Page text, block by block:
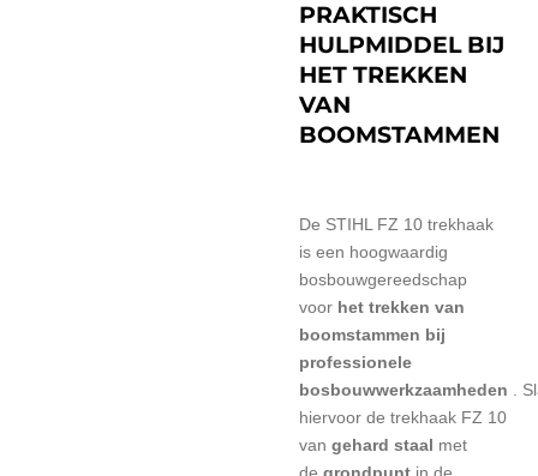
PRAKTISCH
HULPMIDDEL BIJ
HET TREKKEN
VAN
BOOMSTAMMEN
De STIHL FZ 10 trekhaak
is een hoogwaardig
bosbouwgereedschap
voor het trekken van
boomstammen bij
professionele
bosbouwwerkzaamheden
hiervoor de trekhaak FZ 10
van gehard staal met